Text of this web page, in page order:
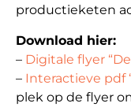
productieketen
Download hier:
– Digitale flyer
– Interactieve pdf
plek op de flyer